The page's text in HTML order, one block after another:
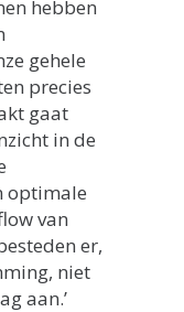
hebben
gehele
precies
gaat
in de
optimale
van
er,
niet
aan.’